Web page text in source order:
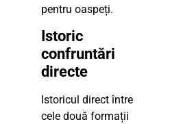
pentru oaspeți.
Istoric
confruntări
directe
Istoricul direct între
cele două formații